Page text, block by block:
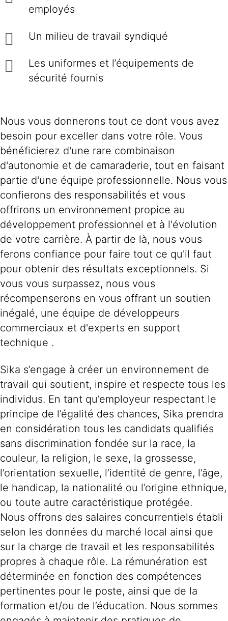
employés
Un milieu de travail syndiqué
Les uniformes et l’équipements de
sécurité fournis
Nous vous donnerons tout ce dont vous avez
besoin pour exceller dans votre rôle. Vous
bénéficierez d'une rare combinaison
d'autonomie et de camaraderie, tout en faisant
partie d'une équipe professionnelle. Nous vous
confierons des responsabilités et vous
offrirons un environnement propice au
développement professionnel et à l'évolution
de votre carrière. À partir de là, nous vous
ferons confiance pour faire tout ce qu'il faut
pour obtenir des résultats exceptionnels. Si
vous vous surpassez, nous vous
récompenserons en vous offrant un soutien
inégalé, une équipe de développeurs
commerciaux et d'experts en support
technique .
Sika s’engage à créer un environnement de
travail qui soutient, inspire et respecte tous les
individus. En tant qu’employeur respectant le
principe de l’égalité des chances, Sika prendra
en considération tous les candidats qualifiés
sans discrimination fondée sur la race, la
couleur, la religion, le sexe, la grossesse,
l’orientation sexuelle, l’identité de genre, l’âge,
le handicap, la nationalité ou l’origine ethnique,
ou toute autre caractéristique protégée.
Nous offrons des salaires concurrentiels établi
selon les données du marché local ainsi que
sur la charge de travail et les responsabilités
propres à chaque rôle. La rémunération est
déterminée en fonction des compétences
pertinentes pour le poste, ainsi que de la
formation et/ou de l’éducation. Nous sommes